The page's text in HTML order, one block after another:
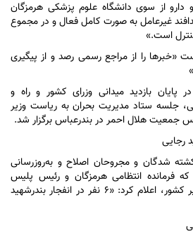
از سوی دانشگاه علوم پزشکی هرمزگان
غیرعامل به صورت کامل فعال و در مجموع
است.»
«خبر‌ها را از مراجع رسمی رصد و از پیگیری
بازدید میدانی وزرای کشور و راه و
جلسه ستاد مدیریت بحران به ریاست وزیر
جمعیت هلال احمر در بندرعباس برگزار شد.
شدگان و مجروحان اصلاح و به‌روزرسانی
فرمانده انتظامی هرمزگان و رئیس پلیس
استان در ارائه گزارشی به وزیر کشور، اعلام کرد: «۶ نفر در انفجار بندرشهید